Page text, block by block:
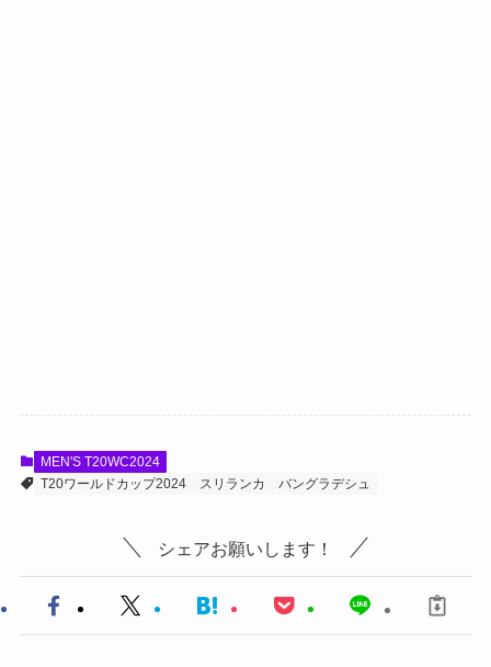
MEN'S T20WC2024
T20ワールドカップ2024
スリランカ バングラデシュ
シェアお願いします！